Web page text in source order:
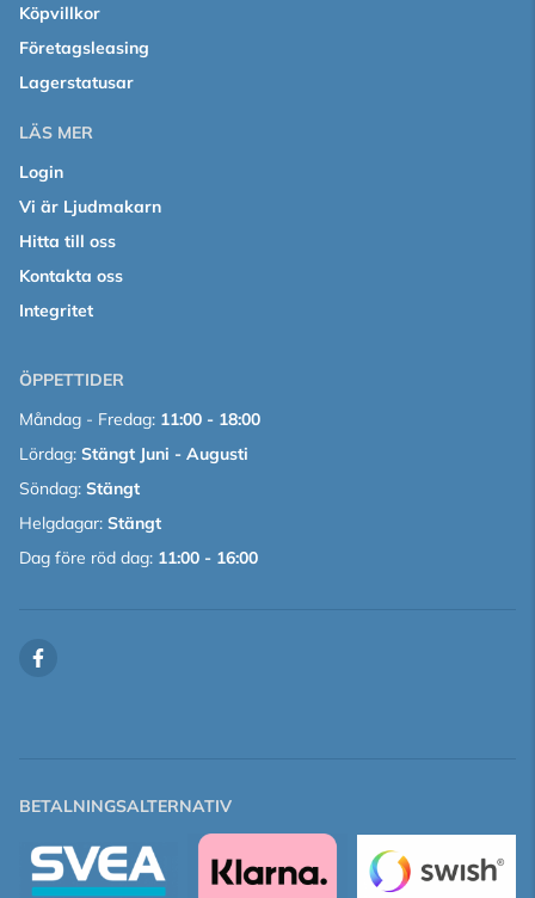
Köpvillkor
Företagsleasing
Lagerstatusar
LÄS MER
Login
Vi är Ljudmakarn
Hitta till oss
Kontakta oss
Integritet
ÖPPETTIDER
Måndag - Fredag: 11:00 - 18:00
Lördag: Stängt Juni - Augusti
Söndag: Stängt
Helgdagar: Stängt
Dag före röd dag: 11:00 - 16:00
BETALNINGSALTERNATIV